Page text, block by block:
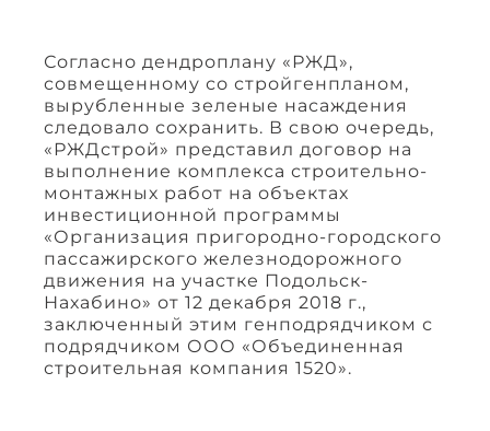
Согласно дендроплану «РЖД»,
совмещенному со стройгенпланом,
вырубленные зеленые насаждения
следовало сохранить. В свою очередь,
«РЖДстрой» представил договор на
выполнение комплекса строительно-
монтажных работ на объектах
инвестиционной программы
«Организация пригородно-городского
пассажирского железнодорожного
движения на участке Подольск-
Нахабино» от 12 декабря 2018 г.,
заключенный этим генподрядчиком с
подрядчиком ООО «Объединенная
строительная компания 1520».